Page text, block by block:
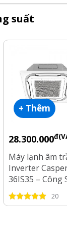
suất
+ Thêm
28.300.000
Máy lạnh âm
Inverter
36IS35 – Công
4 Hp
20